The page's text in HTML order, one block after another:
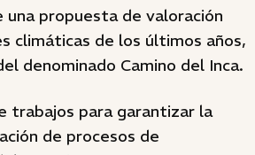
propuesta de valoración
climáticas de los últimos años,
denominado Camino del Inca.
trabajos para garantizar la
de procesos de